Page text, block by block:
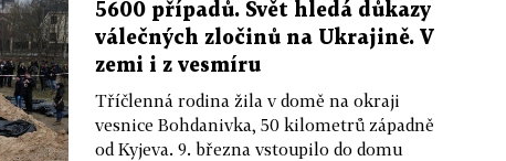
5600 případů. Svět hledá důkazy
válečných zločinů na Ukrajině. V
zemi i z vesmíru
Tříčlenná rodina žila v domě na okraji
vesnice Bohdanivka, 50 kilometrů západně
od Kyjeva. 9. března vstoupilo do domu